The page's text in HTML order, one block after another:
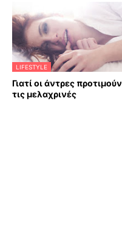
LIFESTYLE
Γιατί οι άντρες προτιμούν
τις μελαχρινές